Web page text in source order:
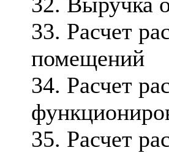
33. Расчет
помещений
34. Расчет
35. Расчет